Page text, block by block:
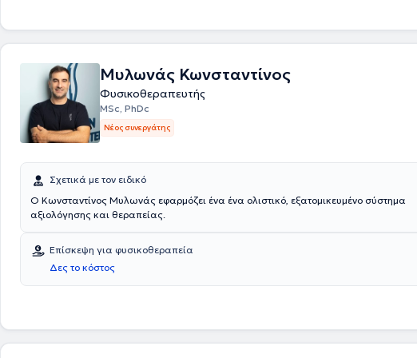
τις τελευταίες εξελίξεις στο χώρο της φυσικοθεραπείας , επιτυγχάνοντας πάντα τα
βέλτιστα αποτελέσματα στα προβλήματα του κάθε ασθενή.
Mυλωνάς Κωνσταντίνος
Φυσικοθεραπευτής
MSc, PhDc
Νέος συνεργάτης
Σχετικά με τον ειδικό
Ο Κωνσταντίνος Μυλωνάς εφαρμόζει ένα ένα ολιστικό, εξατομικευμένο σύστημα
αξιολόγησης και θεραπείας.
Επίσκεψη για φυσικοθεραπεία
Δες το κόστος